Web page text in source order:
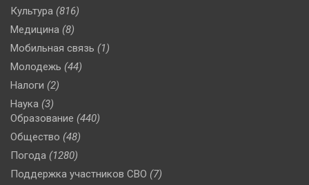
Культура (816)
Медицина (8)
Мобильная связь (1)
Молодежь (44)
Налоги (2)
Наука (3)
Образование (440)
Общество (48)
Погода (1280)
Поддержка участников СВО (7)